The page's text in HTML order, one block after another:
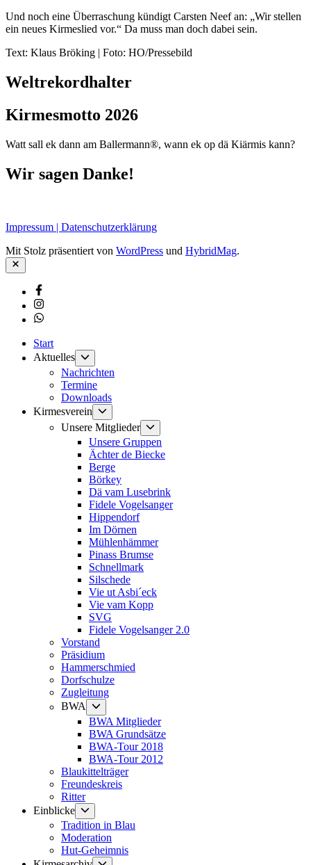
Und noch eine Überraschung kündigt Carsten Neef an: „Wir stellen
ein neues Kirmeslied vor.“ Da muss man doch dabei sein.
Text: Klaus Bröking | Foto: HO/Pressebild
Weltrekordhalter
Kirmesmotto 2026
Watt sall ek dann am Ballermann®, wann ek op dä Kiärmis kann?
Wir sagen Danke!
Impressum | Datenschutzerklärung
Mit Stolz präsentiert von WordPress und HybridMag.
Schließen
Facebook
Instagram
Whatsapp
Start
Aktuelles
Untermenü
anzeigen
Nachrichten
Termine
Downloads
Kirmesverein
anzeigen
Unsere Mitglieder
anzeigen
Unsere Gruppen
Ächter de Biecke
Berge
Börkey
Dä vam Lusebrink
Fidele Vogelsanger
Hippendorf
Im Dörnen
Mühlenhämmer
Pinass Brumse
Schnellmark
Silschede
Vie ut Asbi´eck
Vie vam Kopp
SVG
Fidele Vogelsanger 2.0
Vorstand
Präsidium
Hammerschmied
Dorfschulze
Zugleitung
BWA
Untermenü
anzeigen
BWA Mitglieder
BWA Grundsätze
BWA-Tour 2018
BWA-Tour 2012
Blaukittelträger
Freundeskreis
Ritter
Einblicke
anzeigen
Tradition in Blau
Moderation
Hut-Geheimnis